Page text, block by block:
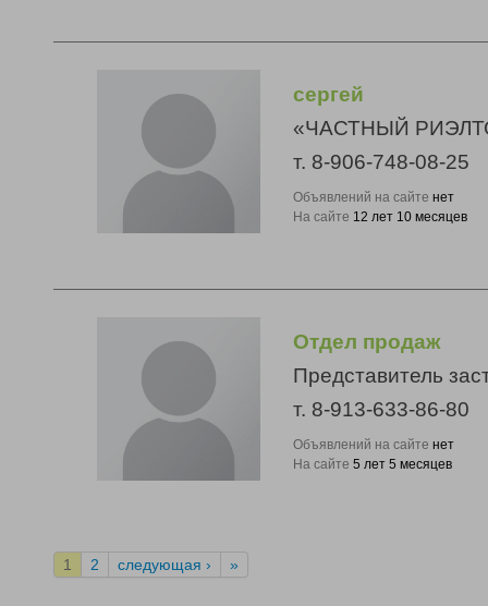
сергей
«ЧАСТНЫЙ
т. 8-906-748-08-25
Объявлений на сайте нет
На сайте 12 лет 10 месяцев
Отдел продаж
Представитель
т. 8-913-633-86-80
Объявлений на сайте нет
На сайте 5 лет 5 месяцев
1 2 следующая › »